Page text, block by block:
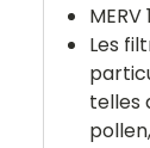
MERV
Les
telles